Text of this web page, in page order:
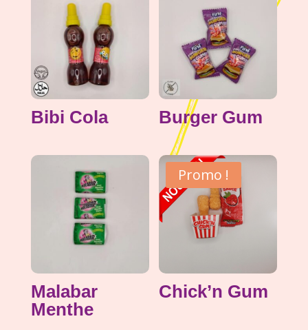
Bibi Cola Burger Gum
Malabar
Menthe
Promo !
Chick’n Gum